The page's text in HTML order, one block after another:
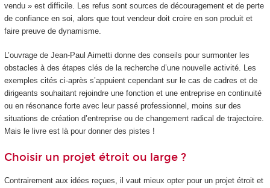
vendu » est difficile. Les refus sont sources de découragement et de perte
de confiance en soi, alors que tout vendeur doit croire en son produit et
faire preuve de dynamisme.
L’ouvrage de Jean-Paul Aimetti donne des conseils pour surmonter les
obstacles à des étapes clés de la recherche d’une nouvelle activité. Les
exemples cités ci-après s’appuient cependant sur le cas de cadres et de
dirigeants souhaitant rejoindre une fonction et une entreprise en continuité
ou en résonance forte avec leur passé professionnel, moins sur des
situations de création d’entreprise ou de changement radical de trajectoire.
Mais le livre est là pour donner des pistes !
Choisir un projet étroit ou large ?
Contrairement aux idées reçues, il vaut mieux opter pour un projet étroit et